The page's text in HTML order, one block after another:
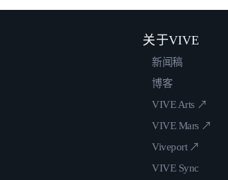
关于VIVE
新闻稿
博客
VIVE Arts ↗
VIVE Mars ↗
Viveport ↗
VIVE Sync